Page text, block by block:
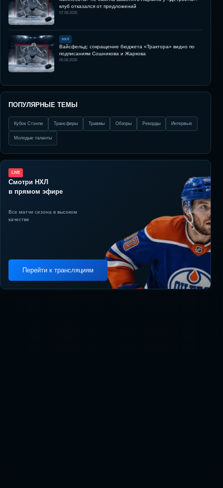
клуб отказался от предложений
07.08.2026
НХЛ
Вайсфельд: сокращение бюджета «Трактора» видно по
подписаниям Сошникова и Жаркова
06.08.2026
ПОПУЛЯРНЫЕ ТЕМЫ
Кубок Стэнли Трансферы Травмы Обзоры Рекорды Интервью
Молодые таланты
LIVE
Смотри НХЛ
в прямом эфире
Все матчи сезона в высоком
качестве
Перейти к трансляциям